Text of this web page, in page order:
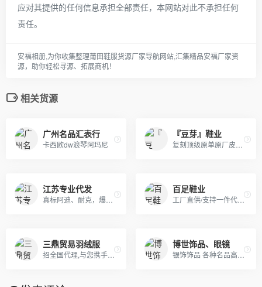
应对其提供的任何信息承担全部责任，本网站对此不承担任何
责任。
安福相册,为你收集整理莆田鞋服货源厂家导航网站,汇集精品安福厂家资
源，助你轻松寻源、拓展商机！
相关货源
广州名品汇表行
卡西欧dw浪琴阿玛尼
『豆芽』鞋业
江苏专业代发 百足鞋业
三鼎贸易羽绒服 博世饰品、眼镜